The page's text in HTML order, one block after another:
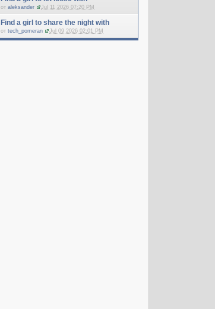
отaleksander Jul 11 2026 07:20 PM
Find a girl to share the night with
отtech_pomeran Jul 09 2026 02:01 PM